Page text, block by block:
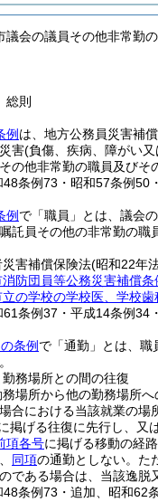
議会の議員その他非常勤
総則
例 は、地方公務員災害補
害(負傷、疾病、障がい
の他非常勤の職員及びそ
48条例73・昭和57条例50
例 で「職員」とは、議会
託員その他の非常勤の職
害補償保険法(昭和22年
防団員等公務災害補償条
の学校の学校医、学校
61条例37・平成14条例34
条例 で「通勤」とは、職
務場所との間の往復
場所から他の勤務場所
合における当該就業の
掲げる往復に先行し、又
項各号に掲げる移動の経
同項の通勤としない。 た
である場合は、当該逸脱
48条例73・追加、昭和62